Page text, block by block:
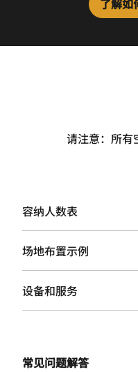
了解如
请注意：所有
容纳人数表
场地布置示例
设备和服务
常见问题解答